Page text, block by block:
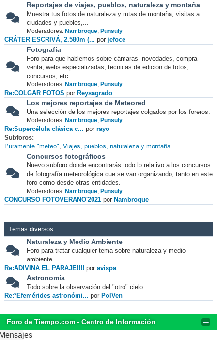
Reportajes de viajes, pueblos, naturaleza y montaña
Muestra tus fotos de naturaleza y rutas de montaña, visitas a
ciudades y pueblos,...
Moderadores: Nambroque, Punsuly
CRÁTER ESCRIVÁ, 2.580m (... por jefoce
Fotografía
Foro para que hablemos sobre cámaras, novedades, compra-
venta, webs especializadas, técnicas de edición de fotos,
concursos, etc...
Moderadores: Nambroque, Punsuly
Re:COLGAR FOTOS por Reysagrado
Los mejores reportajes de Meteored
Una selección de los mejores reportajes colgados por los foreros.
Moderadores: Nambroque, Punsuly
Re:Supercélula clásica c... por rayo
Subforos
Puramente "meteo" Viajes, pueblos, naturaleza y montaña
Concursos fotográficos
Nuevo subforo donde encontrarás todo lo relativo a los concursos
de fotografía meteorológica que se van organizando, tanto en este
foro como desde otras entidades.
Moderadores: Nambroque, Punsuly
CONCURSO FOTOVERANO'2021 por Nambroque
Temas diversos
Naturaleza y Medio Ambiente
Foro para tratar cualquier tema sobre naturaleza y medio
ambiente.
Re:ADIVINA EL PARAJE!!!! por avispa
Astronomía
Todo sobre la observación del "otro" cielo.
Re:*Efemérides astronómi... por PolVen
Foro de Tiempo.com - Centro de Información